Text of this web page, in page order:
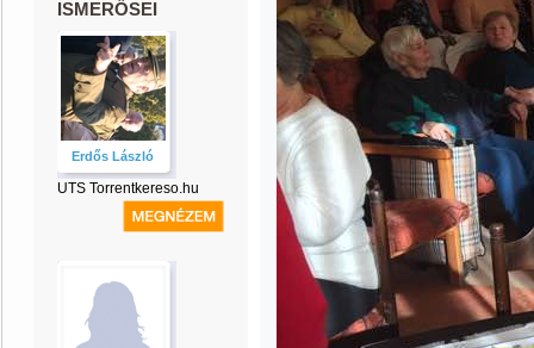
ISMERŐSEI
Erdős László
UTS Torrentkereso.hu